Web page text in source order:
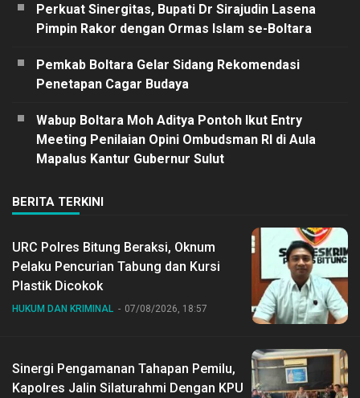
Perkuat Sinergitas, Bupati Dr Sirajudin Lasena
Pimpin Rakor dengan Ormas Islam se-Boltara
Pemkab Boltara Gelar Sidang Rekomendasi
Penetapan Cagar Budaya
Wabup Boltara Moh Aditya Pontoh Ikut Entry
Meeting Penilaian Opini Ombudsman RI di Aula
Mapalus Kantur Gubernur Sulut
BERITA TERKINI
URC Polres Bitung Beraksi, Oknum
Pelaku Pencurian Tabung dan Kursi
Plastik Dicokok
HUKUM DAN KRIMINAL 07/08/2026, 18:57
Sinergi Pengamanan Tahapan Pemilu,
Kapolres Jalin Silaturahmi Dengan KPU